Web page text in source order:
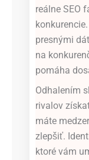
reálne SEO
presnými
na
pomáha
Odhalením
rivalov
máte
zlepšiť.
ktoré vám